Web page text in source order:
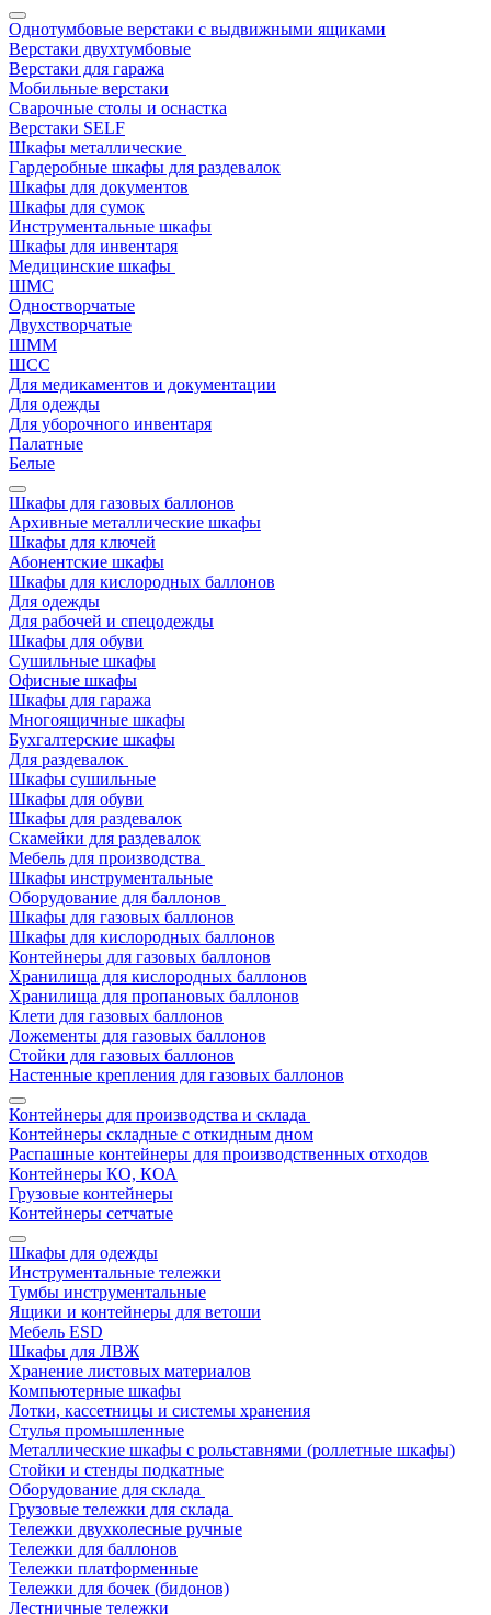
Однотумбовые верстаки с выдвижными ящиками
Верстаки двухтумбовые
Верстаки для гаража
Мобильные верстаки
Сварочные столы и оснастка
Верстаки SELF
Шкафы металлические
Гардеробные шкафы для раздевалок
Шкафы для документов
Шкафы для сумок
Инструментальные шкафы
Шкафы для инвентаря
Медицинские шкафы
ШМС
Одностворчатые
Двухстворчатые
ШММ
ШСС
Для медикаментов и документации
Для одежды
Для уборочного инвентаря
Палатные
Белые
Шкафы для газовых баллонов
Архивные металлические шкафы
Шкафы для ключей
Абонентские шкафы
Шкафы для кислородных баллонов
Для одежды
Для рабочей и спецодежды
Шкафы для обуви
Сушильные шкафы
Офисные шкафы
Шкафы для гаража
Многоящичные шкафы
Бухгалтерские шкафы
Для раздевалок
Шкафы сушильные
Шкафы для обуви
Шкафы для раздевалок
Скамейки для раздевалок
Мебель для производства
Шкафы инструментальные
Оборудование для баллонов
Шкафы для газовых баллонов
Шкафы для кислородных баллонов
Контейнеры для газовых баллонов
Хранилища для кислородных баллонов
Хранилища для пропановых баллонов
Клети для газовых баллонов
Ложементы для газовых баллонов
Стойки для газовых баллонов
Настенные крепления для газовых баллонов
Контейнеры для производства и склада
Контейнеры складные с откидным дном
Распашные контейнеры для производственных отходов
Контейнеры КО, КОА
Грузовые контейнеры
Контейнеры сетчатые
Шкафы для одежды
Инструментальные тележки
Тумбы инструментальные
Ящики и контейнеры для ветоши
Мебель ESD
Шкафы для ЛВЖ
Хранение листовых материалов
Компьютерные шкафы
Лотки, кассетницы и системы хранения
Стулья промышленные
Металлические шкафы с рольставнями (роллетные шкафы)
Стойки и стенды подкатные
Оборудование для склада
Грузовые тележки для склада
Тележки двухколесные ручные
Тележки для баллонов
Тележки платформенные
Тележки для бочек (бидонов)
Лестничные тележки